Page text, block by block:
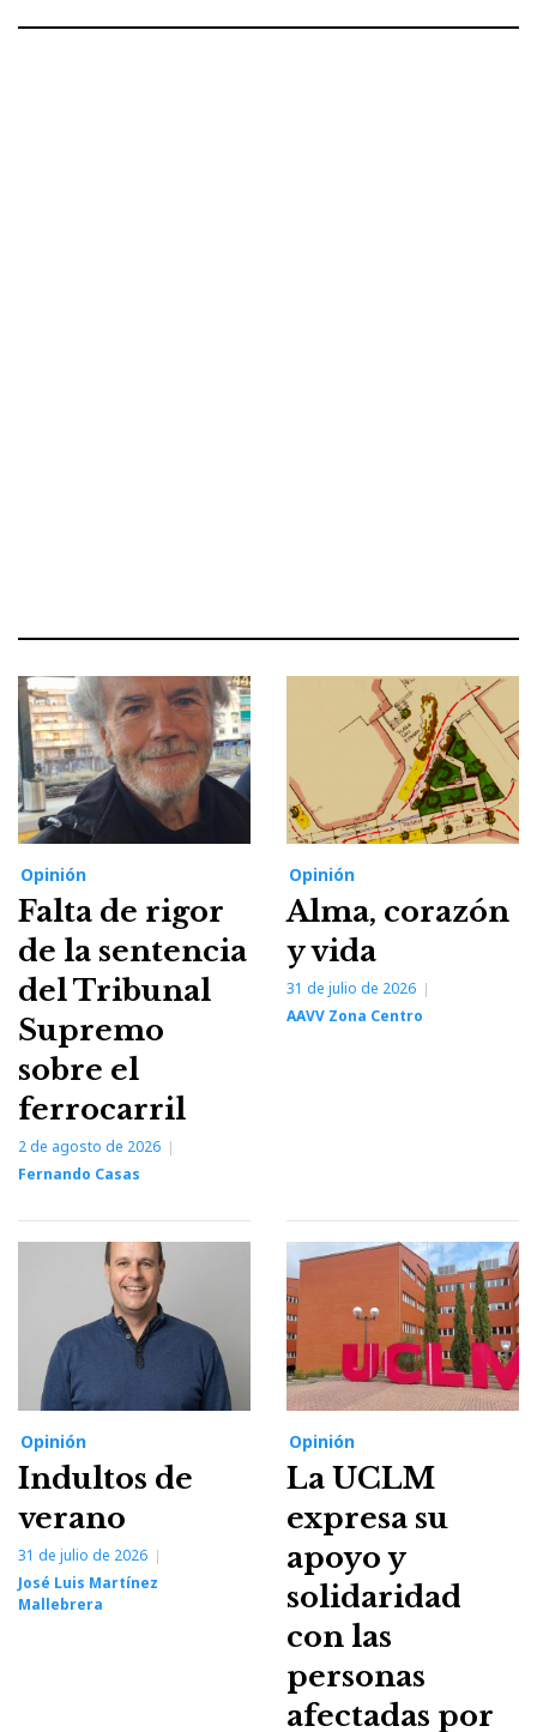
Opinión
Falta de rigor
de la sentencia
del Tribunal
Supremo
sobre el
ferrocarril
2 de agosto de 2026
Fernando Casas
Opinión
Alma, corazón
y vida
31 de julio de 2026
AAVV Zona Centro
Opinión
Indultos de
verano
31 de julio de 2026
José Luis Martínez
Mallebrera
Opinión
La UCLM
expresa su
apoyo y
solidaridad
con las
personas
afectadas por